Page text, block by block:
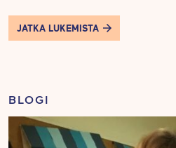
JATKA LUKEMISTA
BLOGI